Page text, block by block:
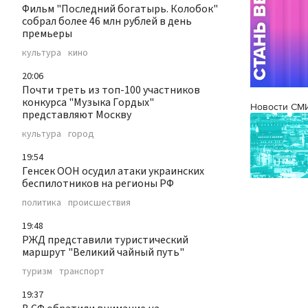
Фильм "Последний богатырь. Колобок"
собрал более 46 млн рублей в день
премьеры
культура кино
20:06
Почти треть из топ-100 участников
конкурса "Музыка Гордых"
представляют Москву
культура город
19:54
Генсек ООН осудил атаки украинских
беспилотников на регионы РФ
политика происшествия
19:48
РЖД представили туристический
маршрут "Великий чайный путь"
туризм транспорт
19:37
Новости